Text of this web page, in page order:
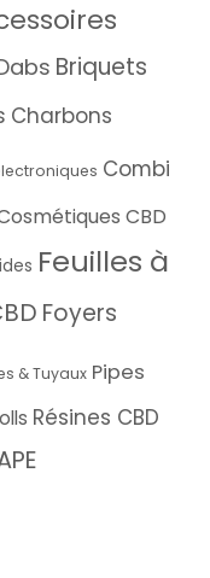
Briquets
Charbons
Combi
CBD
Feuilles à
Foyers
& Tuyaux Pipes
Résines CBD